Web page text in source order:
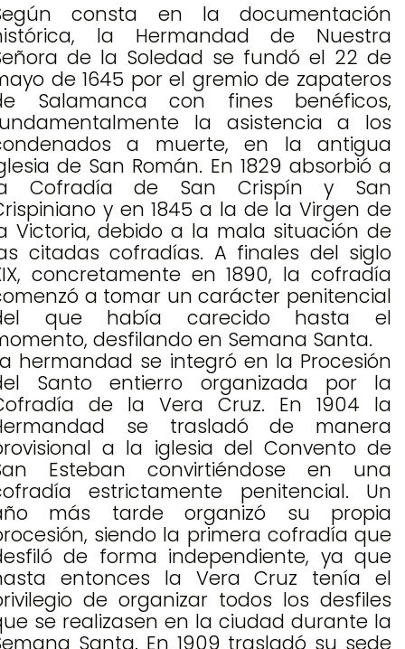
consta en la documentación
la Hermandad de Nuestra
de la Soledad se fundó el 22 de
de 1645 por el gremio de zapateros
Salamanca con fines benéficos,
la asistencia a los
a muerte, en la antigua
de San Román. En 1829 absorbió a
Cofradía de San Crispín y San
y en 1845 a la de la Virgen de
Victoria, debido a la mala situación de
citadas cofradías. A finales del siglo
concretamente en 1890, la cofradía
a tomar un carácter penitencial
que había carecido hasta el
desfilando en Semana Santa.
hermandad se integró en la Procesión
Santo entierro organizada por la
de la Vera Cruz. En 1904 la
se trasladó de manera
a la iglesia del Convento de
Esteban convirtiéndose en una
estrictamente penitencial. Un
más tarde organizó su propia
siendo la primera cofradía que
de forma independiente, ya que
entonces la Vera Cruz tenía el
de organizar todos los desfiles
se realizasen en la ciudad durante la
Santa. En 1909 trasladó su sede